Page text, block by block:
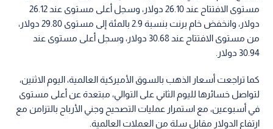
مستوى الافتتاح عند 26.10 دولار، وسجل أعلى مستوى عند 26.12
دولار، وانخفض خام برنت بنسبة 2.9 بالمئة إلى مستوى 29.80 دولار،
من مستوى الافتتاح عند 30.68 دولار، وسجل أعلى مستوى عند
30.94 دولار.
كما تراجعت أسعار الذهب بالسوق الأميركية العالمية، اليوم الاثنين،
لتواصل خسائرها لليوم الثاني على التوالي، مبتعدة عن أعلى مستوى
في أسبوعين، مع استمرار عمليات التصحيح وجني الأرباح بالتزامن مع
ارتفاع الدولار مقابل سلة من العملات العالمية.